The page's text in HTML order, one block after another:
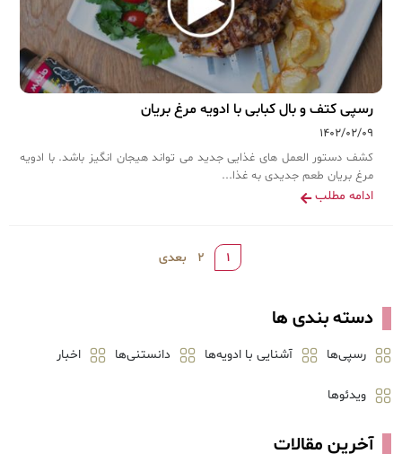
۱۴۰۲/۰۲/۰۹
رسپی کتف و بال کبابی با ادویه مرغ بریان
کشف دستور العمل های غذایی جدید می تواند هیجان انگیز باشد. با ادویه
مرغ بریان طعم جدیدی به غذا...
ادامه مطلب
1
2 بعدی
دسته بندی ها
رسپی‌ها آشنایی با ادویه‌ها دانستنی‌ها اخبار
ویدئوها
آخرین مقالات